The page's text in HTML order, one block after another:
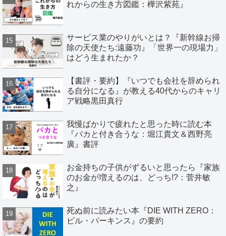
れからの生き方図鑑：樺沢紫苑』
サービス業のやりがいとは？『新幹線お掃
除の天使たち:遠藤功』「世界一の現場力」
はどう生まれたか？
【書評・要約】『いつでも会社を辞められ
る自分になる』が教える40代からのキャリ
ア戦略黒田真行
我慢ばかりで疲れたと思った時に読む本
『バカと付き合うな：堀江貴文＆西野亮
廣』書評
お金持ちの子供がずるいと思ったら『家族
のお金が増えるのは、どっち!?：菅井敏
之』
死ぬ前に読みたい本『DIE WITH ZERO：
ビル・パーキンス』の要約